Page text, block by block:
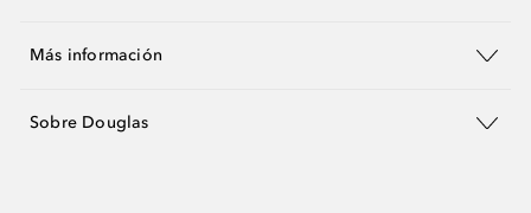
Más información
Sobre Douglas